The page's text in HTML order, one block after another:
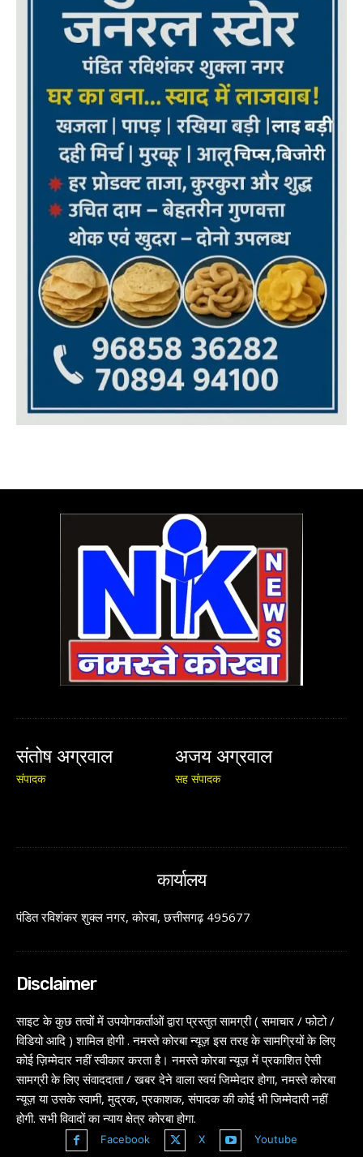
संतोष अग्रवाल
संपादक
अजय अग्रवाल
सह संपादक
कार्यालय
पंडित रविशंकर शुक्ल नगर, कोरबा, छत्तीसगढ़ 495677
Disclaimer
साइट के कुछ तत्वों में उपयोगकर्ताओं द्वारा प्रस्तुत सामग्री ( समाचार / फोटो /
विडियो आदि ) शामिल होगी . नमस्ते कोरबा न्यूज़ इस तरह के सामग्रियों के लिए
कोई ज़िम्मेदार नहीं स्वीकार करता है। नमस्ते कोरबा न्यूज़ में प्रकाशित ऐसी
सामग्री के लिए संवाददाता / खबर देने वाला स्वयं जिम्मेदार होगा, नमस्ते कोरबा
न्यूज़ या उसके स्वामी, मुद्रक, प्रकाशक, संपादक की कोई भी जिम्मेदारी नहीं
होगी. सभी विवादों का न्याय क्षेत्र कोरबा होगा.
Facebook X Youtube